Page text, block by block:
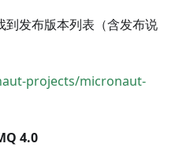
到发布版本列表（含发布说
projects/micronaut-
4.0